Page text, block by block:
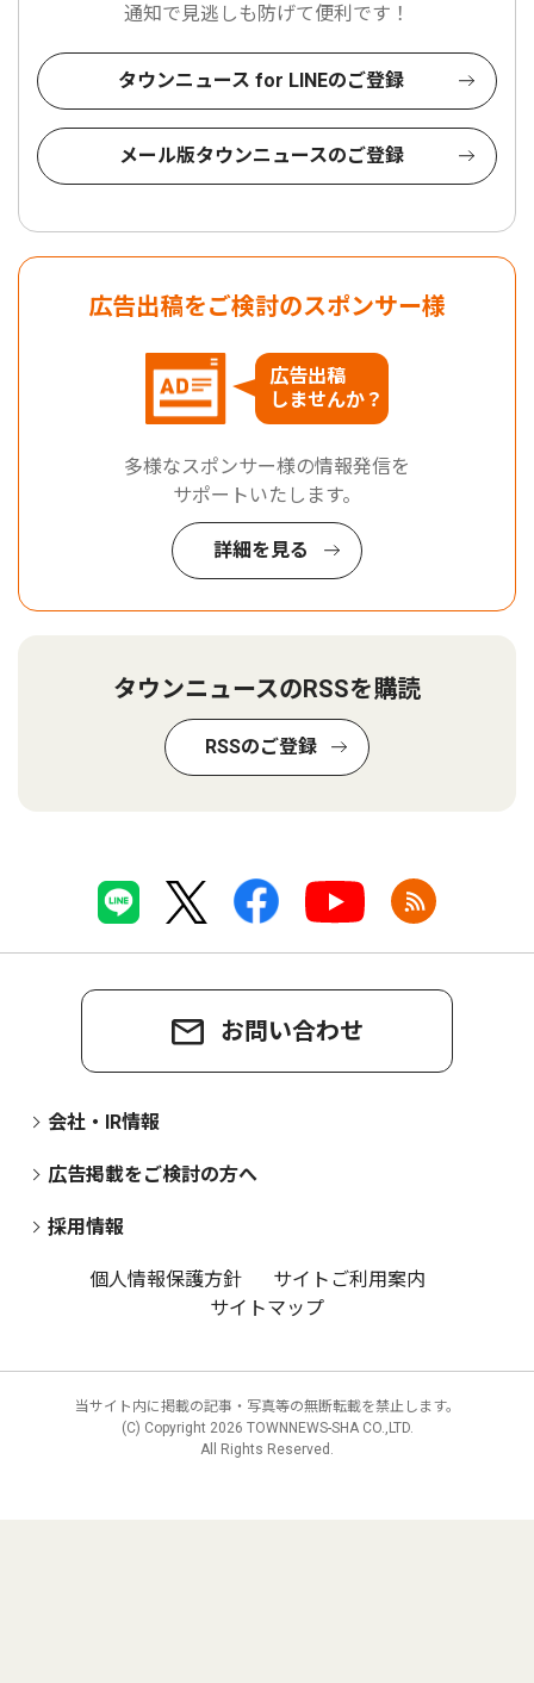
通知で見逃しも防げて便利です！
タウンニュース for LINEのご登録
メール版タウンニュースのご登録
広告出稿をご検討のスポンサー様
広告出稿
しませんか？
多様なスポンサー様の情報発信を
サポートいたします。
詳細を見る
タウンニュースのRSSを購読
RSSのご登録
お問い合わせ
会社・IR情報
広告掲載をご検討の方へ
採用情報
個人情報保護方針
サイトご利用案内
サイトマップ
当サイト内に掲載の記事・写真等の無断転載を禁止します。
(C) Copyright 2026 TOWNNEWS-SHA CO.,LTD.
All Rights Reserved.